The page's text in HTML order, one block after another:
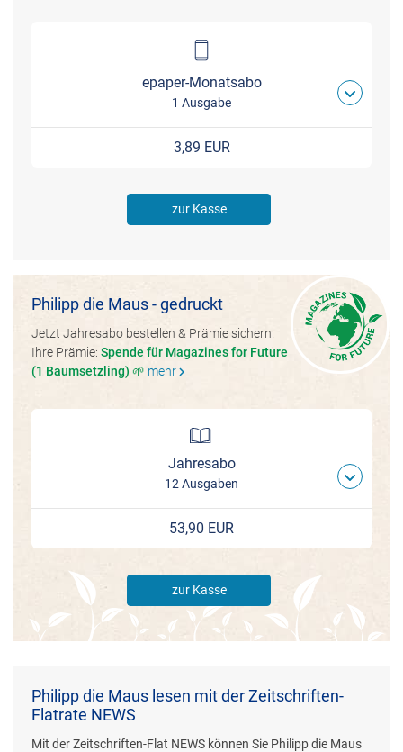
epaper-Monatsabo
1 Ausgabe
3,89 EUR
zur Kasse
Philipp die Maus - gedruckt
Jetzt Jahresabo bestellen & Prämie sichern.
Ihre Prämie: Spende für Magazines for Future
(1 Baumsetzling) 🌱 mehrchevron_right
Jahresabo
12 Ausgaben
53,90 EUR
zur Kasse
Philipp die Maus lesen mit der Zeitschriften-
Flatrate NEWS
Mit der Zeitschriften-Flat NEWS können Sie Philipp die Maus